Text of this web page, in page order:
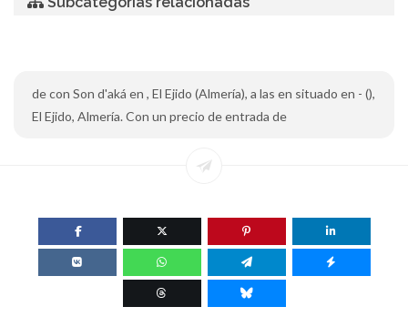
de con Son d'aká en , El Ejido (Almería), a las en situado en - (),
El Ejido, Almería. Con un precio de entrada de